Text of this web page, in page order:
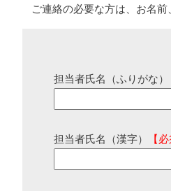
ご連絡の必要な方は、お名
担当者氏名（ふりがな）
担当者氏名（漢字） 【必